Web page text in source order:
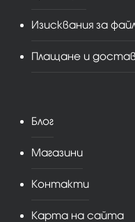
Изисквания за
Плащане и
Блог
Магазини
Контакти
Карта на сайта